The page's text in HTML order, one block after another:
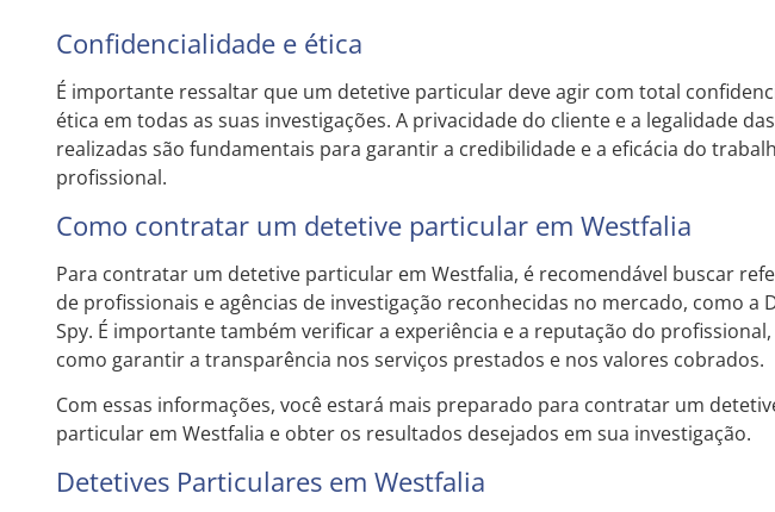
Confidencialidade e ética
É importante ressaltar que um detetive particular deve agir com total
ética em todas as suas investigações. A privacidade do cliente e a legalidade
realizadas são fundamentais para garantir a credibilidade e a eficácia do
profissional.
Como contratar um detetive particular em Westfalia
Para contratar um detetive particular em Westfalia, é recomendável buscar
de profissionais e agências de investigação reconhecidas no mercado, como a
Spy. É importante também verificar a experiência e a reputação do profissional,
como garantir a transparência nos serviços prestados e nos valores cobrados.
Com essas informações, você estará mais preparado para contratar um
particular em Westfalia e obter os resultados desejados em sua investigação.
Detetives Particulares em Westfalia